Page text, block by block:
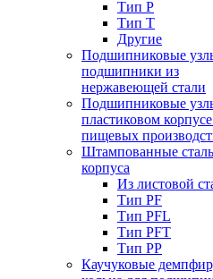
Тип P
Тип T
Другие
Подшипниковые
подшипники из
нержавеющей стали
Подшипниковые
пластиковом
пищевых
Штампованные
корпуса
Из листовой
Тип PF
Тип PFL
Тип PFT
Тип PP
Каучуковые